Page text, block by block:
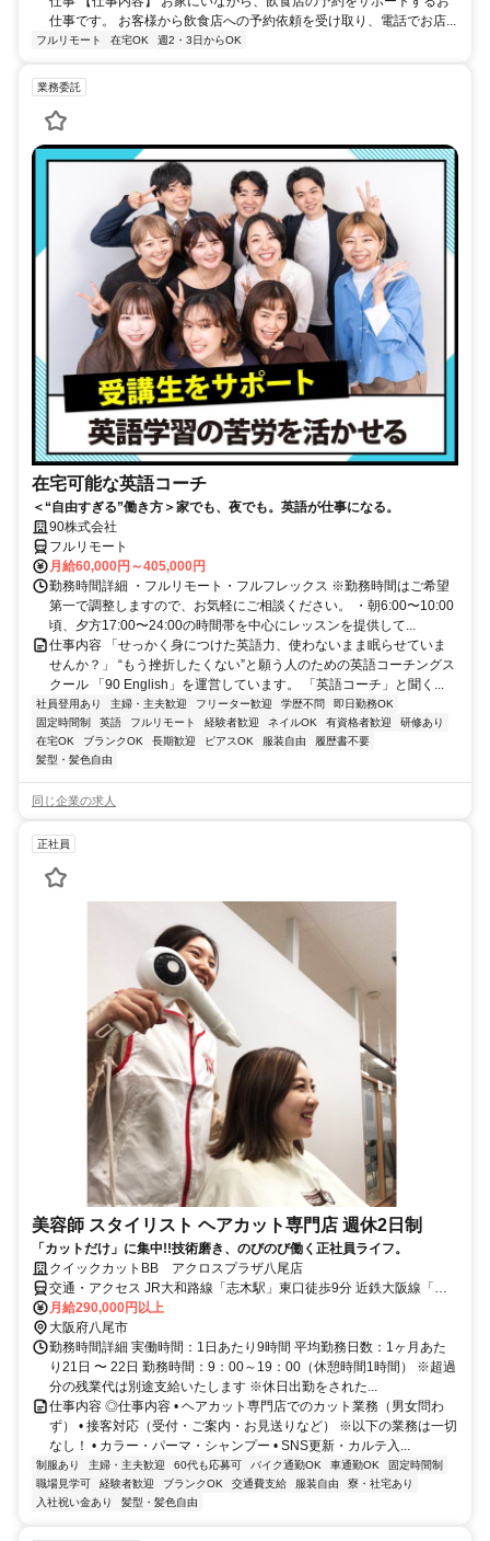
仕事です。 お客様から飲食店への予約依頼を受け取り、電話でお店...
フルリモート 在宅OK 週2・3日からOK
業務委託
在宅可能な英語コーチ
＜“自由すぎる”働き方＞家でも、夜でも。英語が仕事になる。
90株式会社
フルリモート
月給60,000円～405,000円
勤務時間詳細 ・フルリモート・フルフレックス ※勤務時間はご希望
第一で調整しますので、お気軽にご相談ください。 ・朝6:00〜10:00
頃、夕方17:00〜24:00の時間帯を中心にレッスンを提供して...
仕事内容 「せっかく身につけた英語力、使わないまま眠らせていま
せんか？」 “もう挫折したくない”と願う人のための英語コーチングス
クール 「90 English」を運営しています。 「英語コーチ」と聞く...
社員登用あり 主婦・主夫歓迎 フリーター歓迎 学歴不問
即日勤務OK
固定時間制
英語 フルリモート 経験者歓迎 ネイルOK 有資格者歓迎
研修あり
在宅OK
ブランクOK 長期歓迎 ピアスOK 服装自由
履歴書不要
髪型・髪色自由
同じ企業の求人
正社員
美容師 スタイリスト ヘアカット専門店 週休2日制
「カットだけ」に集中!!技術磨き、のびのび働く正社員ライフ。
クイックカットBB アクロスプラザ八尾店
交通・アクセス JR大和路線「志木駅」東口徒歩9分 近鉄大阪線「恩
智駅」出入口2 徒歩9分
月給290,000円以上
大阪府八尾市
勤務時間詳細 実働時間：1日あたり9時間 平均勤務日数：1ヶ月あた
り21日 〜 22日 勤務時間：9：00～19：00（休憩時間1時間） ※超過
分の残業代は別途支給いたします ※休日出勤をされた...
仕事内容 ◎仕事内容 • ヘアカット専門店でのカット業務（男女問わ
ず） • 接客対応（受付・ご案内・お見送りなど） ※以下の業務は一切
なし！ • カラー・パーマ・シャンプー • SNS更新・カルテ入...
制服あり 主婦・主夫歓迎 60代も応募可 バイク通勤OK 車通勤OK
固定時間制
職場見学可
経験者歓迎 ブランクOK 交通費支給 服装自由
寮・社宅あり
入社祝い金あり
髪型・髪色自由